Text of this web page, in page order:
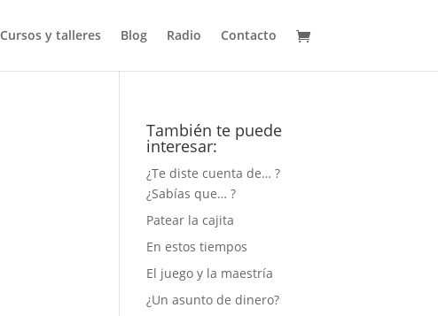
Cursos y talleres Blog Radio Contacto
También te puede
interesar:
¿Te diste cuenta de… ?
¿Sabías que… ?
Patear la cajita
En estos tiempos
El juego y la maestría
¿Un asunto de dinero?